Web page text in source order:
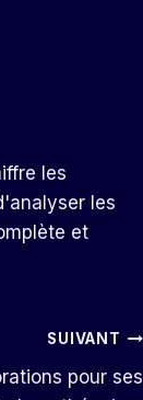
les
les
et
SUIVANT
pour ses